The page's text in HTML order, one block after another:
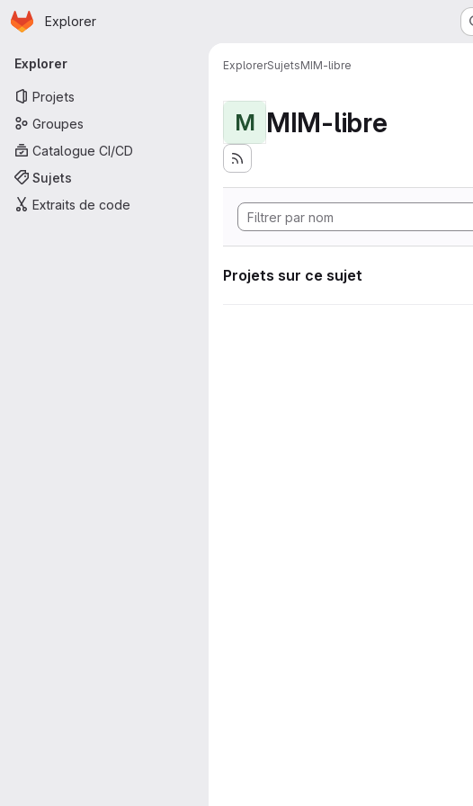
Passer au contenu principal
Page d'accueil
Explorer
Navigation principale
Explorer
Projets
Groupes
Catalogue CI/CD
Sujets
Extraits de code
ExplorerSujetsMIM-libre
M MIM-libre
Projets sur ce sujet